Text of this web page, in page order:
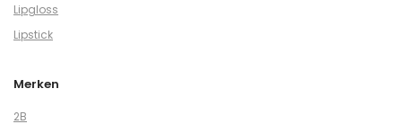
Lipgloss
Lipstick
Merken
2B